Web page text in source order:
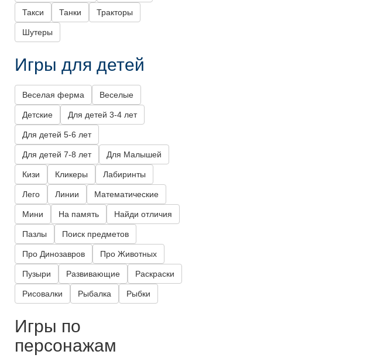
Такси Танки Тракторы
Шутеры
Игры для детей
Веселая ферма Веселые
Детские Для детей 3-4 лет
Для детей 5-6 лет
Для детей 7-8 лет Для Малышей
Кизи Кликеры Лабиринты
Лего Линии Математические
Мини На память Найди отличия
Пазлы Поиск предметов
Про Динозавров Про Животных
Пузыри Развивающие Раскраски
Рисовалки Рыбалка Рыбки
Игры по
персонажам